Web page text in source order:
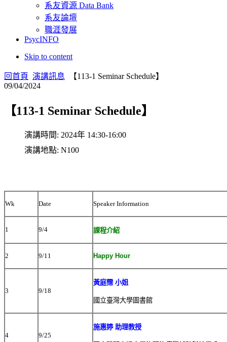
系友資源 Data Bank
系友論壇
職涯發展
PsycINFO
Skip to content
回首頁 演講訊息
【113-1 Seminar Schedule】
09/04/2024
【113-1 Seminar Schedule】
演講時間: 2024年 14:30-16:00
演講地點: N100
Wk Date Speaker Information
1 9/4 課程介紹
2 9/11 Happy Hour
3 9/18
黃庭霈 小姐
國立臺灣大學圖書館
4 9/25
施惠婷 助理教授